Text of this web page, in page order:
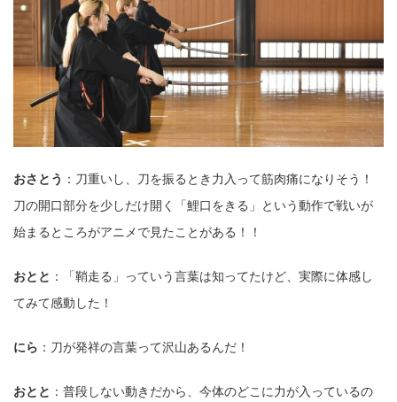
おさとう ：⼑重いし、⼑を振るとき⼒⼊って筋⾁痛になりそう！
⼑の開⼝部分を少しだけ開く「鯉⼝をきる」という動作で戦いが
始まるところがアニメで⾒たことがある！！
おとと ：「鞘⾛る」っていう⾔葉は知ってたけど、実際に体感し
てみて感動した！
にら ：⼑が発祥の⾔葉って沢⼭あるんだ！
おとと ：普段しない動きだから、今体のどこに⼒が⼊っているの